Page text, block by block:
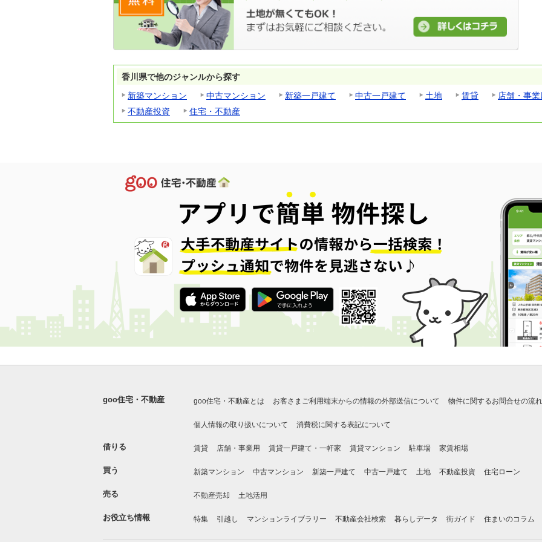
香川県で他のジャンルから探す
新築マンション
中古マンション 新築一戸建て 中古一戸建て 土地 賃貸
店舗・事業
不動産投資
住宅・不動産
goo住宅・不動産 goo住宅・不動産とは お客さまご利用端末からの情報の外部送信について 物件に関するお問合せの流れ
個人情報の取り扱いについて 消費税に関する表記について
借りる 賃貸 店舗・事業用 賃貸一戸建て・一軒家 賃貸マンション 駐車場 家賃相場
買う 新築マンション 中古マンション 新築一戸建て 中古一戸建て 土地 不動産投資 住宅ローン
売る 不動産売却 土地活用
お役立ち情報 特集 引越し マンションライブラリー 不動産会社検索 暮らしデータ 街ガイド 住まいのコラム